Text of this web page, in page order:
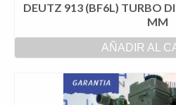
DEUTZ 913 (BF6L) TURBO
MM
AÑADIR AL